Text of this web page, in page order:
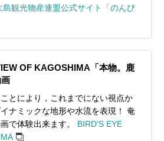
島観光物産連盟公式サイト「のんび
OF KAGOSHIMA「本物。鹿
とにより，これまでにない視点か
ナミックな地形や水流を表現！ 奄
で体験出来ます。 BIRD'S EYE